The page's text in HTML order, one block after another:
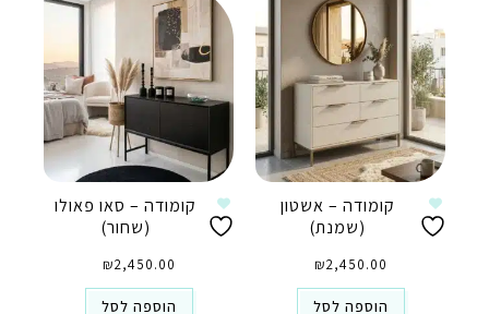
קומודה – אשטון
(שמנת)
₪2,450.00
הוספה לסל
קומודה – סאו פאולו
(שחור)
₪2,450.00
הוספה לסל